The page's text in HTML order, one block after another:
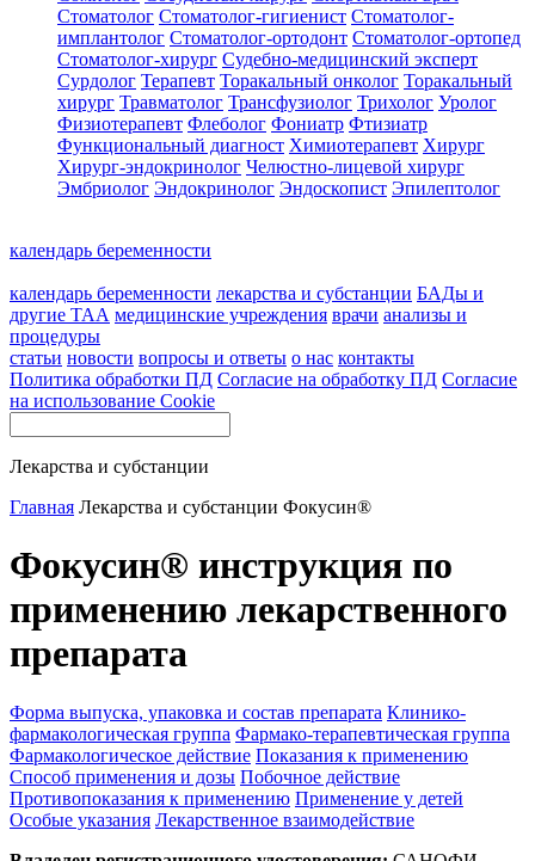
Стоматолог Стоматолог-гигиенист Стоматолог-
имплантолог Стоматолог-ортодонт Стоматолог-ортопед
Стоматолог-хирург Судебно-медицинский эксперт
Сурдолог Терапевт Торакальный онколог Торакальный
хирург Травматолог Трансфузиолог Трихолог Уролог
Физиотерапевт Флеболог Фониатр Фтизиатр
Функциональный диагност Химиотерапевт Хирург
Хирург-эндокринолог Челюстно-лицевой хирург
Эмбриолог Эндокринолог Эндоскопист Эпилептолог
календарь беременности
календарь беременности лекарства и субстанции БАДы и
другие ТАА медицинские учреждения врачи анализы и
процедуры
статьи новости вопросы и ответы о нас контакты
Политика обработки ПД Согласие на обработку ПД Согласие
на использование Cookie
Лекарства и субстанции
Главная Лекарства и субстанции Фокусин®
Фокусин® инструкция по
применению лекарственного
препарата
Форма выпуска, упаковка и состав препарата Клинико-
фармакологическая группа Фармако-терапевтическая группа
Фармакологическое действие Показания к применению
Способ применения и дозы Побочное действие
Противопоказания к применению Применение у детей
Особые указания Лекарственное взаимодействие